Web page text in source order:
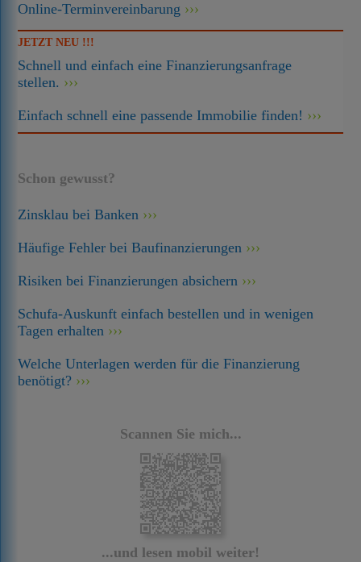
Online-Terminvereinbarung
JETZT NEU !!!
Schnell und einfach eine Finanzierungsanfrage
stellen.
Einfach schnell eine passende Immobilie finden!
Schon gewusst?
Zinsklau bei Banken
Häufige Fehler bei Baufinanzierungen
Risiken bei Finanzierungen absichern
Schufa-Auskunft einfach bestellen und in wenigen
Tagen erhalten
Welche Unterlagen werden für die Finanzierung
benötigt?
Scannen Sie mich...
...und lesen mobil weiter!